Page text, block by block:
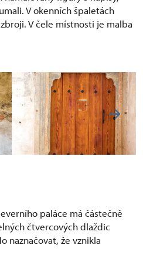
V okenních špaletách
V čele místnosti je malba
paláce má částečně
čtvercových dlaždic
naznačovat, že vznikla